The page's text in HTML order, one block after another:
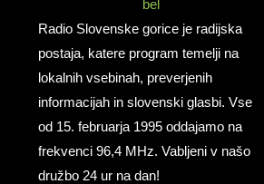
Radio Slovenske gorice je radijska
postaja, katere program temelji na
lokalnih vsebinah, preverjenih
informacijah in slovenski glasbi. Vse
od 15. februarja 1995 oddajamo na
frekvenci 96,4 MHz. Vabljeni v našo
družbo 24 ur na dan!